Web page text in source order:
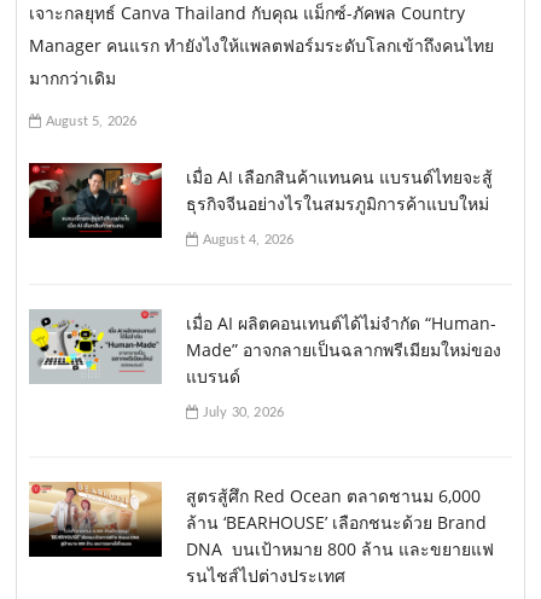
เจาะกลยุทธ์ Canva Thailand กับคุณ แม็กซ์-ภัคพล Country
Manager คนแรก ทำยังไงให้แพลตฟอร์มระดับโลกเข้าถึงคนไทย
มากกว่าเดิม
August 5, 2026
เมื่อ AI เลือกสินค้าแทนคน แบรนด์ไทยจะสู้
ธุรกิจจีนอย่างไรในสมรภูมิการค้าแบบใหม่
August 4, 2026
เมื่อ AI ผลิตคอนเทนต์ได้ไม่จำกัด “Human-
Made” อาจกลายเป็นฉลากพรีเมียมใหม่ของ
แบรนด์
July 30, 2026
สูตรสู้ศึก Red Ocean ตลาดชานม 6,000
ล้าน ‘BEARHOUSE’ เลือกชนะด้วย Brand
DNA บนเป้าหมาย 800 ล้าน และขยายแฟ
รนไชส์ไปต่างประเทศ